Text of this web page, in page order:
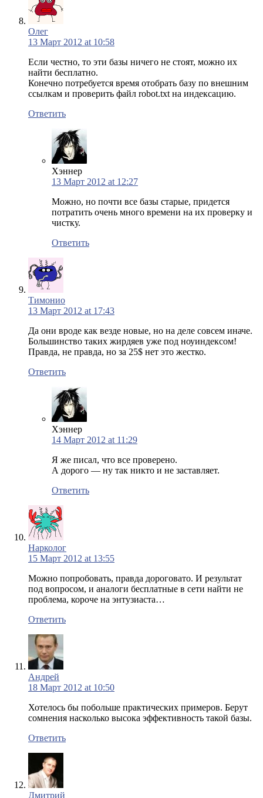
Олег
13 Март 2012 at 10:58
Если честно, то эти базы ничего не стоят, можно их
найти бесплатно.
Конечно потребуется время отобрать базу по внешним
ссылкам и проверить файл robot.txt на индексацию.
Ответить
Хэннер
13 Март 2012 at 12:27
Можно, но почти все базы старые, придется
потратить очень много времени на их проверку и
чистку.
Ответить
Тимонио
13 Март 2012 at 17:43
Да они вроде как везде новые, но на деле совсем иначе.
Большинство таких жирдяев уже под ноуиндексом!
Правда, не правда, но за 25$ нет это жестко.
Ответить
Хэннер
14 Март 2012 at 11:29
Я же писал, что все проверено.
А дорого — ну так никто и не заставляет.
Ответить
Нарколог
15 Март 2012 at 13:55
Можно попробовать, правда дороговато. И результат
под вопросом, и аналоги бесплатные в сети найти не
проблема, короче на энтузиаста…
Ответить
Андрей
18 Март 2012 at 10:50
Хотелось бы побольше практических примеров. Берут
сомнения насколько высока эффективность такой базы.
Ответить
Дмитрий